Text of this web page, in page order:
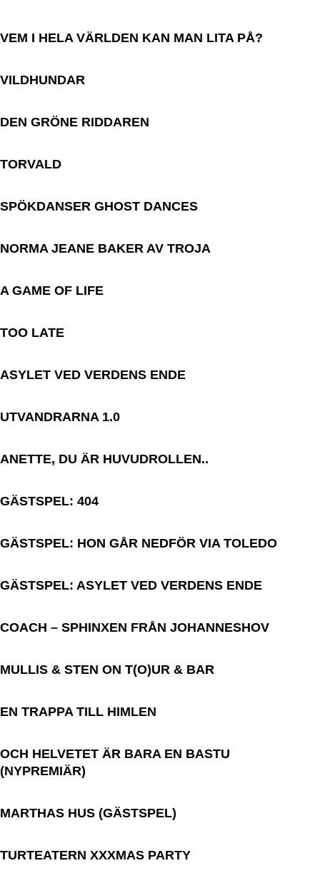
VEM I HELA VÄRLDEN KAN MAN LITA PÅ?
VILDHUNDAR
DEN GRÖNE RIDDAREN
TORVALD
SPÖKDANSER GHOST DANCES
NORMA JEANE BAKER AV TROJA
A GAME OF LIFE
TOO LATE
ASYLET VED VERDENS ENDE
UTVANDRARNA 1.0
ANETTE, DU ÄR HUVUDROLLEN..
GÄSTSPEL: 404
GÄSTSPEL: HON GÅR NEDFÖR VIA TOLEDO
GÄSTSPEL: ASYLET VED VERDENS ENDE
COACH – SPHINXEN FRÅN JOHANNESHOV
MULLIS & STEN ON T(O)UR & BAR
EN TRAPPA TILL HIMLEN
OCH HELVETET ÄR BARA EN BASTU
(NYPREMIÄR)
MARTHAS HUS (GÄSTSPEL)
TURTEATERN XXXMAS PARTY